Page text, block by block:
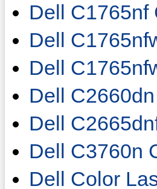
Dell C1765nf
Dell
Dell
Dell
Dell
Dell C3760n
Dell Color